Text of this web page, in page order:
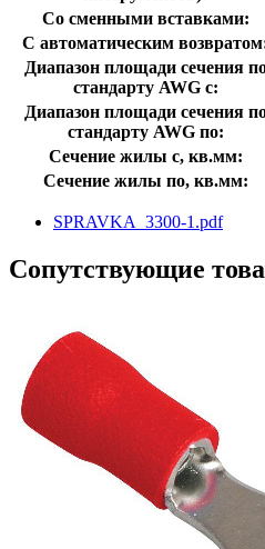
Со сменными вставками:
С автоматическим
Диапазон площади сечения
стандарту AWG с:
Диапазон площади сечения
стандарту AWG по:
Сечение жилы с, кв.мм:
Сечение жилы по, кв.мм:
SPRAVKA_3300-1.pdf
Сопутствующие